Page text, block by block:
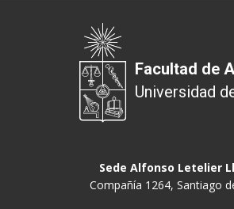
Facultad de
Universidad
Sede Alfonso Letelier
Compañía 1264, Santiago